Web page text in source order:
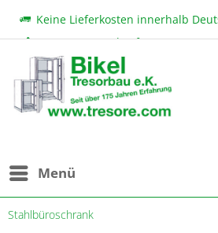
Keine Lieferkosten innerhalb
Beratung & Verkauf:+49 (0) 7131
bikel@tresore.com
Günstige Preise
Menü
Stahlbüroschrank